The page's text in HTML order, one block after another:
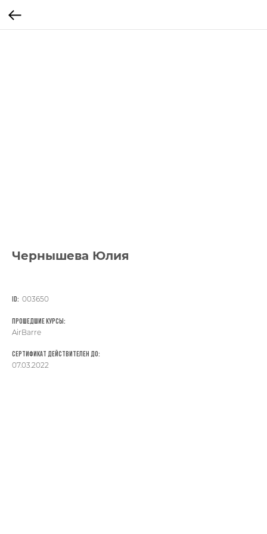
Чернышева Юлия
ID: 003650
Прошедшие курсы:
AirBarre
Сертификат действителен до:
07.03.2022